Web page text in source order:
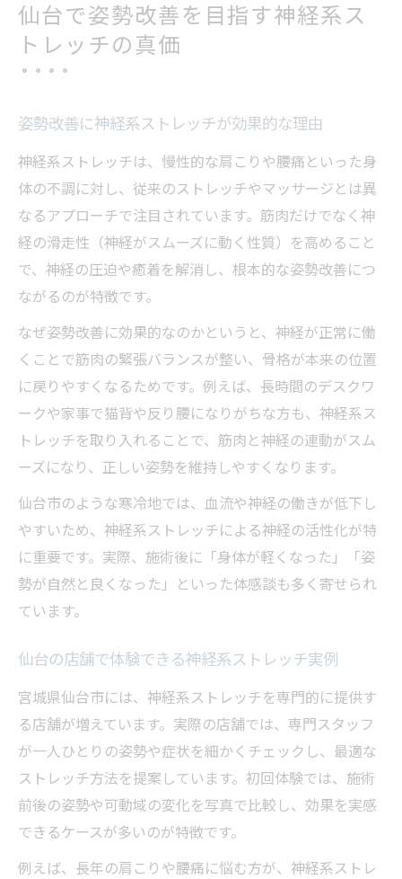
仙台で姿勢改善を目指す神経系ス
トレッチの真価
姿勢改善に神経系ストレッチが効果的な理由
神経系ストレッチは、慢性的な肩こりや腰痛といった身
体の不調に対し、従来のストレッチやマッサージとは異
なるアプローチで注目されています。筋肉だけでなく神
経の滑走性（神経がスムーズに動く性質）を高めること
で、神経の圧迫や癒着を解消し、根本的な姿勢改善につ
ながるのが特徴です。
なぜ姿勢改善に効果的なのかというと、神経が正常に働
くことで筋肉の緊張バランスが整い、骨格が本来の位置
に戻りやすくなるためです。例えば、長時間のデスクワ
ークや家事で猫背や反り腰になりがちな方も、神経系ス
トレッチを取り入れることで、筋肉と神経の連動がスム
ーズになり、正しい姿勢を維持しやすくなります。
仙台市のような寒冷地では、血流や神経の働きが低下し
やすいため、神経系ストレッチによる神経の活性化が特
に重要です。実際、施術後に「身体が軽くなった」「姿
勢が自然と良くなった」といった体感談も多く寄せられ
ています。
仙台の店舗で体験できる神経系ストレッチ実例
宮城県仙台市には、神経系ストレッチを専門的に提供す
る店舗が増えています。実際の店舗では、専門スタッフ
が一人ひとりの姿勢や症状を細かくチェックし、最適な
ストレッチ方法を提案しています。初回体験では、施術
前後の姿勢や可動域の変化を写真で比較し、効果を実感
できるケースが多いのが特徴です。
例えば、長年の肩こりや腰痛に悩む方が、神経系ストレ